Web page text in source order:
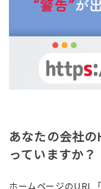
あなたの会社
っていますか？
ホームページのURL